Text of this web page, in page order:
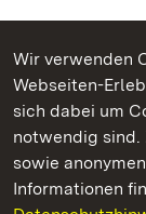
Wir verwenden
Webseiten-
sich dabei um
notwendig sind.
sowie
Informationen
Kommen.